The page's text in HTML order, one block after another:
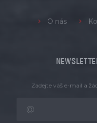
O nás
Zadejte váš e-mail a